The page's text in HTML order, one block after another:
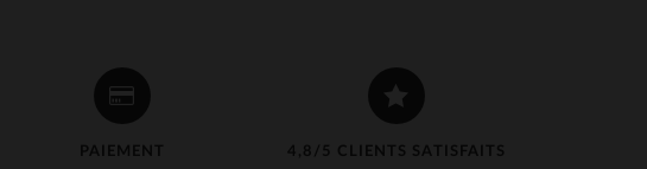
PAIEMENT 4,8/5 CLIENTS SATISFAITS